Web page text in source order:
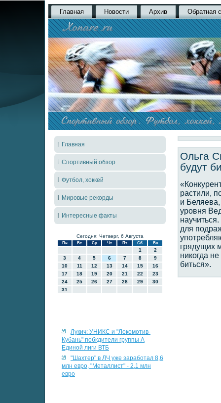
Главная Новости Архив Обратная
Главная
Спортивный обзор
Футбол, хоккей
Мировые рекорды
Интересные факты
Сегодня: Четверг, 6 Августа
Пн Вт Ср Чт Пт Сб Вс
1
2
3
4 5 6 7 8
9
10
11 12 13 14 15
16
17
18 19 20 21 22
23
24
25 26 27 28 29
30
31
Лукич: УНИКС и "Локомотив-
Кубань" побкдители группы А
Единой лиги ВТБ
"Шахтер" в ЛЧ уже заработал 8,6
млн евро, "Металлист" - 2,1 млн
евро
Ольга
будут
растили,
и
уровня
для
грядущих
никогда
биться».